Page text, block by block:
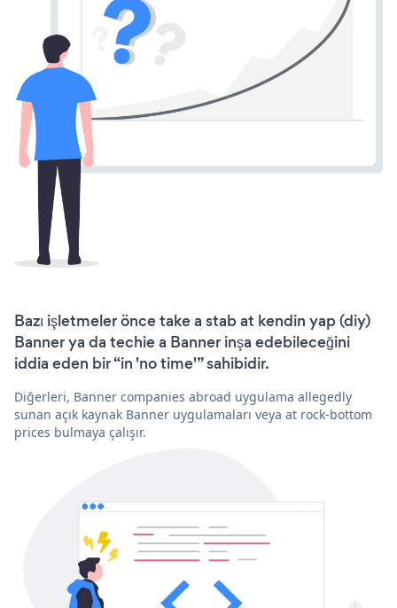
Bazı işletmeler önce take a stab at kendin yap (diy)
Banner ya da techie a Banner inşa edebileceğini
iddia eden bir “in 'no time'” sahibidir.
Diğerleri, Banner companies abroad uygulama allegedly
sunan açık kaynak Banner uygulamaları veya at rock-bottom
prices bulmaya çalışır.